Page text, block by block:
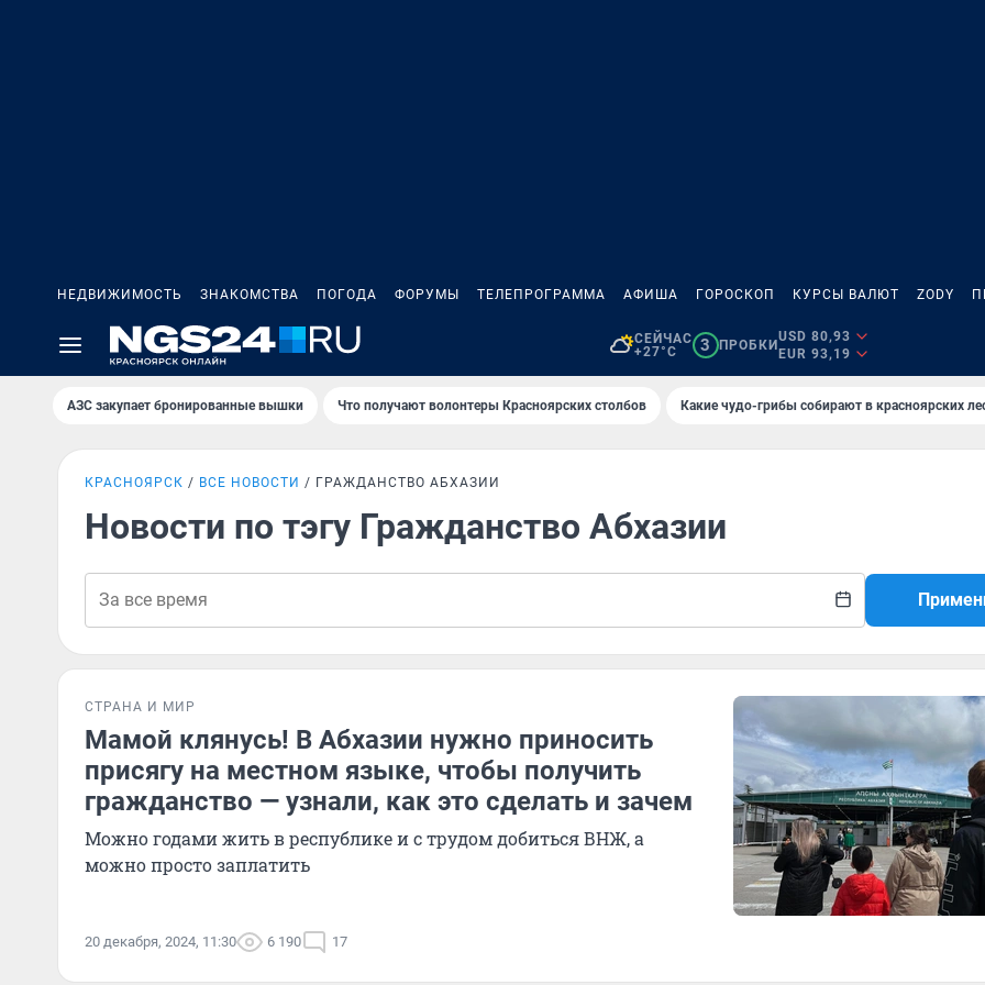
НЕДВИЖИМОСТЬ ЗНАКОМСТВА ПОГОДА ФОРУМЫ ТЕЛЕПРОГРАММА АФИША ГОРОСКОП КУРСЫ ВАЛЮТ ZODY
СЕЙЧАС
+27°C
3 ПРОБКИ
USD 80,93
EUR 93,19
AЗС закупает бронированные вышки Что получают волонтеры Красноярских столбов Какие чудо-грибы собирают в красноярских
КРАСНОЯРСК ВСЕ НОВОСТИ ГРАЖДАНСТВО АБХАЗИИ
Новости по тэгу Гражданство Абхазии
СТРАНА И МИР
Мамой клянусь! В Абхазии нужно приносить
присягу на местном языке, чтобы получить
гражданство — узнали, как это сделать и зачем
Можно годами жить в республике и с трудом добиться ВНЖ, а
можно просто заплатить
20 декабря, 2024, 11:30 6 190 17